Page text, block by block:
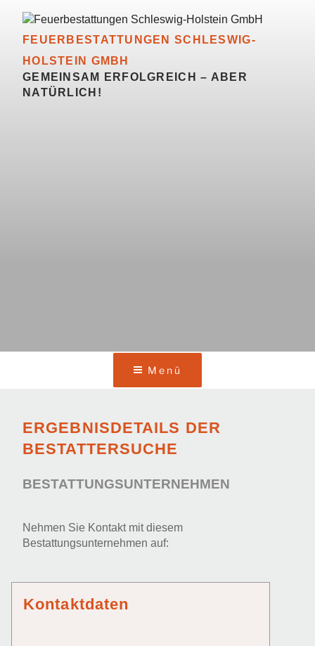
Inhalt
springenFEUERBESTATTUNGEN SCHLESWIG-
HOLSTEIN GMBH
GEMEINSAM ERFOLGREICH – ABER
NATÜRLICH!
Menü
ERGEBNISDETAILS DER
BESTATTERSUCHE
BESTATTUNGSUNTERNEHMEN
Nehmen Sie Kontakt mit diesem
Bestattungsunternehmen auf:
Kontaktdaten